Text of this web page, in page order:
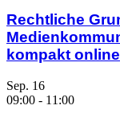
Rechtliche
kompakt online
Sep. 16
09:00 - 11:00